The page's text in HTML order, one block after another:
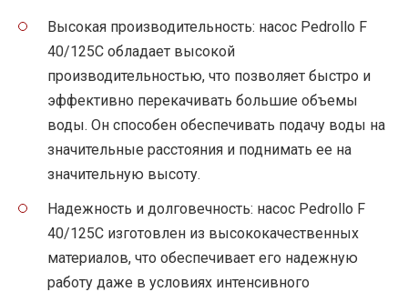
Высокая производительность: насос Pedrollo F
40/125C обладает высокой
производительностью, что позволяет быстро и
эффективно перекачивать большие объемы
воды. Он способен обеспечивать подачу воды на
значительные расстояния и поднимать ее на
значительную высоту.
Надежность и долговечность: насос Pedrollo F
40/125C изготовлен из высококачественных
материалов, что обеспечивает его надежную
работу даже в условиях интенсивного